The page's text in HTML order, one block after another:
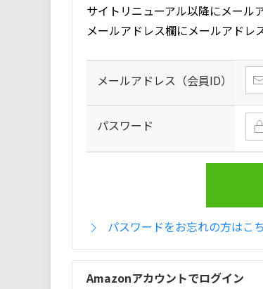
サイトリニューアル以降にメール
メールアドレス欄にメールアドレ
メールアドレス（会員ID）
パスワード
パスワードをお忘れの方はこ
Amazonアカウントでログイン